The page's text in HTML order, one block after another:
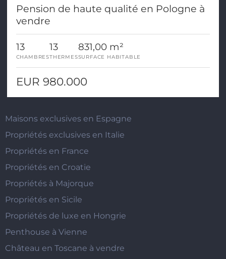
Pension de haute qualité en Pologne à
vendre
13
CHAMBRES
13
THERMES
831,00 m²
SURFACE HABITABLE
EUR 980.000
Maisons exclusives en Espagne
Propriétés exclusives en Italie
Propriétés en France
Propriétés en Croatie
Propriétés à Majorque
Propriétés en Sicile
Propriétés de luxe en Hongrie
Penthouse à Vienne
Château en Toscane à vendre